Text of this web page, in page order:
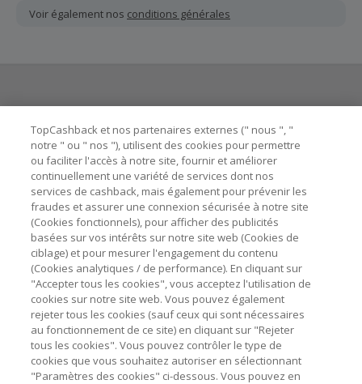
ou non reçu doivent être soumises au plus tard dans les
100 jours qui suivent la date d'achat.
La validité et le montant du cashback sont calculés par les
marchands sur le montant hors TVA/taxes et hors frais de
livraison/d’emballage/de service.
L'utilisation de plugins tels que Honey, AdBlock, uBlock, Pi-
hole et VPN peut bloquer le suivi de votre commande.
Pour chaque nouvelle transaction, il faut revenir sur
TopCashback et cliquer sur le bouton rose de cashback
pour accéder au site marchand et faire votre achat.
Assurez-vous que le lien TopCashback est le dernier lien
utilisé pour visiter le site marchand avant de finaliser votre
achat.
Tout compte impliqué dans des commandes ou activités
frauduleuses pour manipuler le système de cashback sera
clôturé et leur cashback confisqué.
Voir également nos conditions générales
Astuces pour économiser
A propos de
Contactez-nous
Mentions légales
TopCashback et nos partenaires externes (" nous ", "
notre " ou " nos "), utilisent des cookies pour permettre
ou faciliter l'accès à notre site, fournir et améliorer
continuellement une variété de services dont nos
services de cashback, mais également pour prévenir les
fraudes et assurer une connexion sécurisée à notre site
(Cookies fonctionnels), pour afficher des publicités
basées sur vos intérêts sur notre site web (Cookies de
ciblage) et pour mesurer l'engagement du contenu
(Cookies analytiques / de performance). En cliquant sur
"Accepter tous les cookies", vous acceptez l'utilisation de
cookies sur notre site web. Vous pouvez également
rejeter tous les cookies (sauf ceux qui sont nécessaires
au fonctionnement de ce site) en cliquant sur "Rejeter
tous les cookies". Vous pouvez contrôler le type de
cookies que vous souhaitez autoriser en sélectionnant
"Paramètres des cookies" ci-dessous. Vous pouvez en